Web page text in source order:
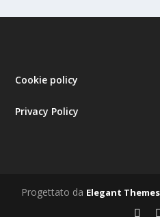
Cookie policy
Privacy Policy
Progettato da Elegant Themes